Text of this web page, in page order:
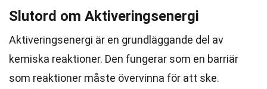
Slutord om Aktiveringsenergi
Aktiveringsenergi är en grundläggande del av
kemiska reaktioner. Den fungerar som en barriär
som reaktioner måste övervinna för att ske.